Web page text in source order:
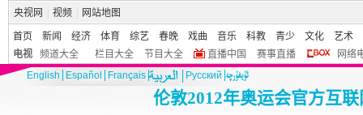
央视网 视频 网站地图
首页 新闻 经济 体育 综艺 春晚 戏曲 音乐 科教 青少 文化
艺术
电视
频道大全 栏目大全 节目大全 直播中国 赛事直播
网络
English
Español Français Pусский
伦敦2012年奥运会官方互